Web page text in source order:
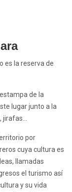
es la reserva de
de la
lugar junto a la
por
cuya cultura es
llamadas
el turismo así
y su vida